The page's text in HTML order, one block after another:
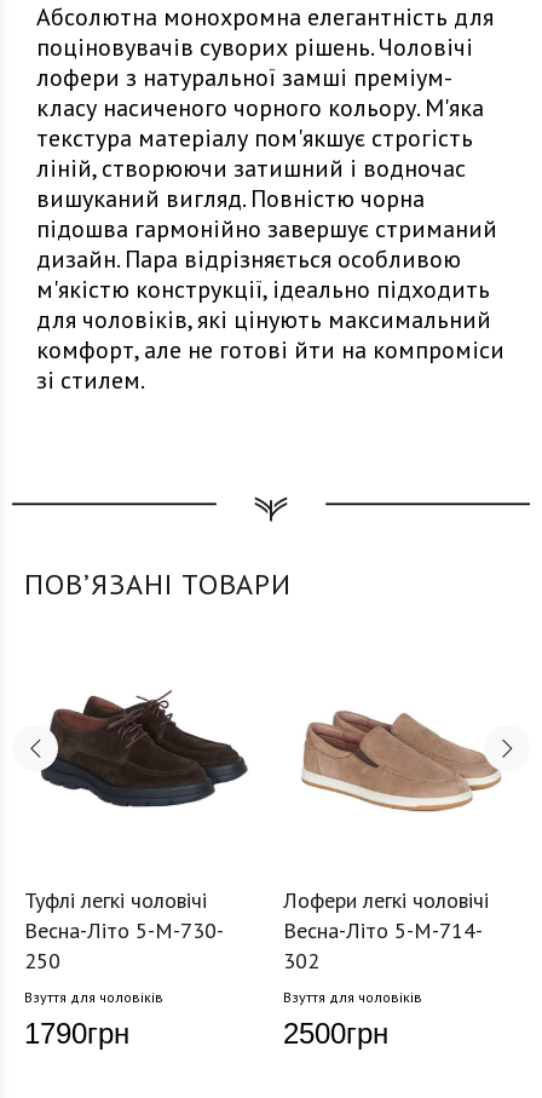
Абсолютна монохромна елегантність для
поціновувачів суворих рішень. Чоловічі
лофери з натуральної замші преміум-
класу насиченого чорного кольору. М'яка
текстура матеріалу пом'якшує строгість
ліній, створюючи затишний і водночас
вишуканий вигляд. Повністю чорна
підошва гармонійно завершує стриманий
дизайн. Пара відрізняється особливою
м'якістю конструкції, ідеально підходить
для чоловіків, які цінують максимальний
комфорт, але не готові йти на компроміси
зі стилем.
ПОВʼЯЗАНІ ТОВАРИ
Туфлі легкі чоловічі
Весна-Літо 5-M-730-
250
Взуття для чоловіків
1790грн
Лофери легкі чоловічі
Весна-Літо 5-M-714-
302
Взуття для чоловіків
2500грн